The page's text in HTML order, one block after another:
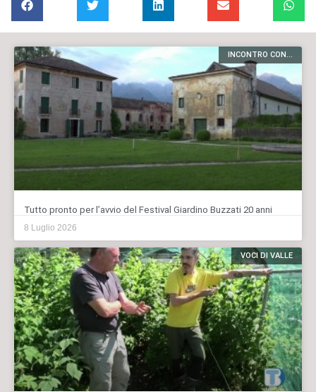
INCONTRO CON...
Tutto pronto per l’avvio del Festival Giardino Buzzati 20 anni
8 Luglio 2026
VOCI DI VALLE